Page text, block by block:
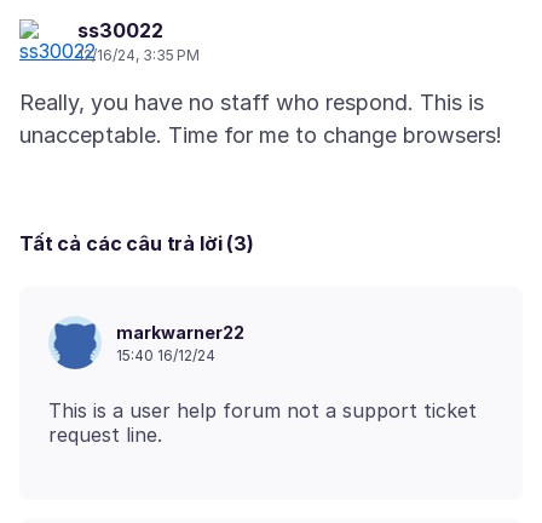
ss30022
12/16/24, 3:35 PM
Really, you have no staff who respond. This is
Tất cả các câu trả lời (3)
markwarner22
15:40 16/12/24
This is a user help forum not a support ticket